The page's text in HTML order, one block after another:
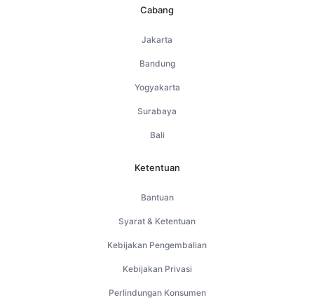
Cabang
Jakarta
Bandung
Yogyakarta
Surabaya
Bali
Ketentuan
Bantuan
Syarat & Ketentuan
Kebijakan Pengembalian
Kebijakan Privasi
Perlindungan Konsumen